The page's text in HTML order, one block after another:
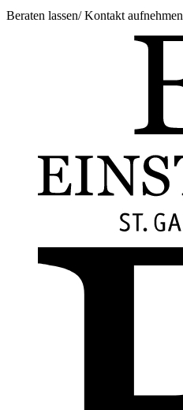
Beraten lassen/ Kontakt aufnehmen